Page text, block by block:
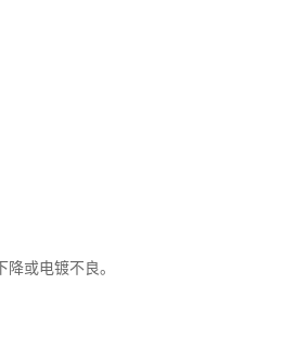
或电镀不良。